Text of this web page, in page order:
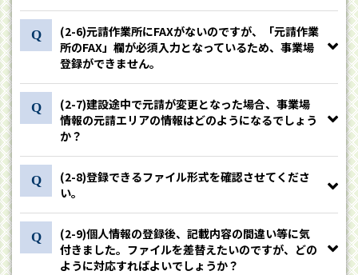
(2-6)元請作業所にFAXがないのですが、「元請作業
所のFAX」欄が必須入力となっているため、事業場
登録ができません。
(2-7)建設途中で元請が変更となった場合、事業場
情報の元請エリアの情報はどのようになるでしょう
か？
(2-8)登録できるファイル形式を確認させてくださ
い。
(2-9)個人情報の登録後、記載内容の間違い等に気
付きました。ファイルを差替えたいのですが、どの
ように対応すればよいでしょうか？